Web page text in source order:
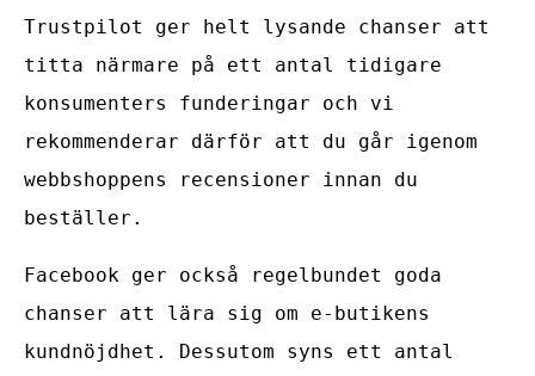
Trustpilot ger helt lysande chanser att
titta närmare på ett antal tidigare
konsumenters funderingar och vi
rekommenderar därför att du går igenom
webbshoppens recensioner innan du
beställer.
Facebook ger också regelbundet goda
chanser att lära sig om e-butikens
kundnöjdhet. Dessutom syns ett antal